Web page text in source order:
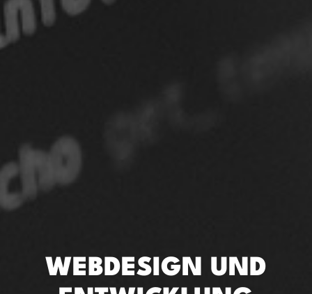
WEBDESIGN UND